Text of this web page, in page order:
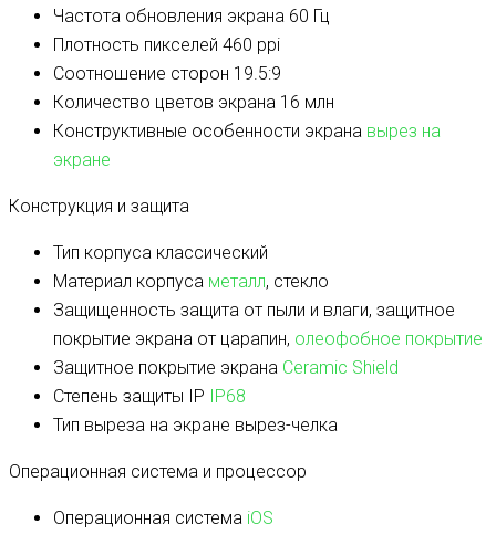
Частота обновления экрана 60 Гц
Плотность пикселей 460 ppi
Соотношение сторон 19.5:9
Количество цветов экрана 16 млн
Конструктивные особенности экрана вырез на
экране
Конструкция и защита
Тип корпуса классический
Материал корпуса металл, стекло
Защищенность защита от пыли и влаги, защитное
покрытие экрана от царапин, олеофобное покрытие
Защитное покрытие экрана Ceramic Shield
Степень защиты IP
IP68
Тип выреза на экране вырез-челка
Операционная система и процессор
Операционная система iOS